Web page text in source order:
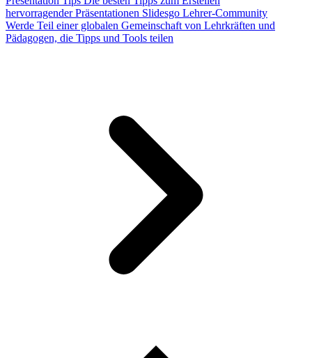
hervorragender Präsentationen Slidesgo Lehrer-Community
Werde Teil einer globalen Gemeinschaft von Lehrkräften und
Pädagogen, die Tipps und Tools teilen